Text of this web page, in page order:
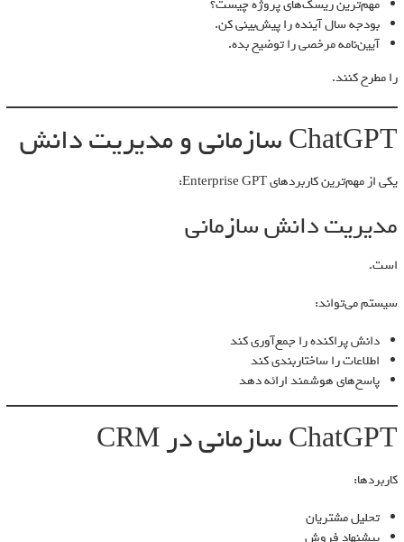
مهم‌ترین ریسک‌های پروژه چیست؟
بودجه سال آینده را پیش‌بینی کن.
آیین‌نامه مرخصی را توضیح بده.
را مطرح کنند.
ChatGPT سازمانی و مدیریت دانش
یکی از مهم‌ترین کاربردهای Enterprise GPT:
مدیریت دانش سازمانی
است.
سیستم می‌تواند:
دانش پراکنده را جمع‌آوری کند
اطلاعات را ساختاربندی کند
پاسخ‌های هوشمند ارائه دهد
ChatGPT سازمانی در CRM
کاربردها:
تحلیل مشتریان